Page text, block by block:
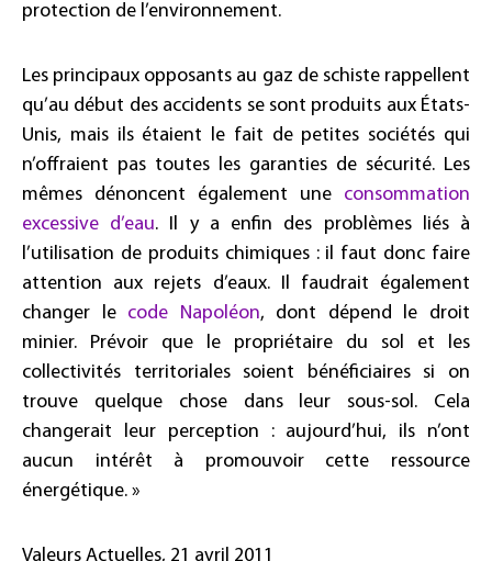
protection de l’environnement.
Les principaux opposants au gaz de schiste rappellent
qu’au début des accidents se sont produits aux États-
Unis, mais ils étaient le fait de petites sociétés qui
n’offraient pas toutes les garanties de sécurité. Les
mêmes dénoncent également une consommation
excessive d’eau. Il y a enfin des problèmes liés à
l’utilisation de produits chimiques : il faut donc faire
attention aux rejets d’eaux. Il faudrait également
changer le code Napoléon, dont dépend le droit
minier. Prévoir que le propriétaire du sol et les
collectivités territoriales soient bénéficiaires si on
trouve quelque chose dans leur sous-sol. Cela
changerait leur perception : aujourd’hui, ils n’ont
aucun intérêt à promouvoir cette ressource
énergétique. »
Valeurs Actuelles, 21 avril 2011